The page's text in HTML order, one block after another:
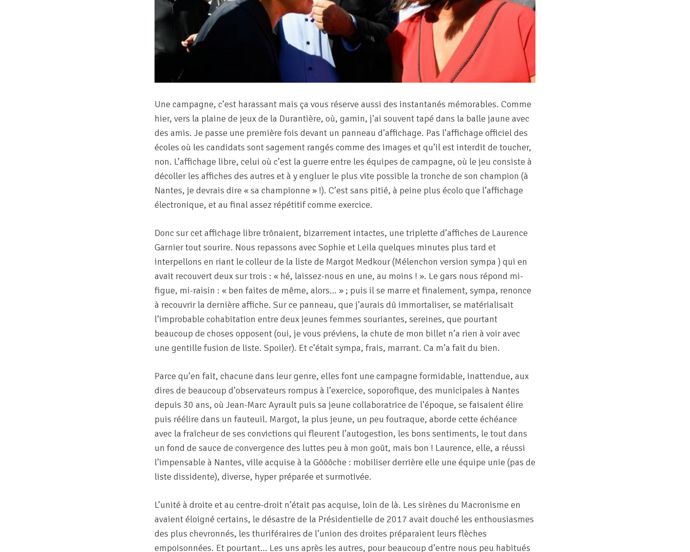
Une campagne, c’est harassant mais ça vous réserve aussi des instantanés mémorables. Comme
hier, vers la plaine de jeux de la Durantière, où, gamin, j’ai souvent tapé dans la balle jaune avec
des amis. Je passe une première fois devant un panneau d’affichage. Pas l’affichage officiel des
écoles où les candidats sont sagement rangés comme des images et qu’il est interdit de toucher,
non. L’affichage libre, celui où c’est la guerre entre les équipes de campagne, où le jeu consiste à
décoller les affiches des autres et à y engluer le plus vite possible la tronche de son champion (à
Nantes, je devrais dire « sa championne » !). C’est sans pitié, à peine plus écolo que l’affichage
électronique, et au final assez répétitif comme exercice.
Donc sur cet affichage libre trônaient, bizarrement intactes, une triplette d’affiches de Laurence
Garnier tout sourire. Nous repassons avec Sophie et Leila quelques minutes plus tard et
interpellons en riant le colleur de la liste de Margot Medkour (Mélenchon version sympa ) qui en
avait recouvert deux sur trois : « hé, laissez-nous en une, au moins ! ». Le gars nous répond mi-
figue, mi-raisin : « ben faites de même, alors… » ; puis il se marre et finalement, sympa, renonce
à recouvrir la dernière affiche. Sur ce panneau, que j’aurais dû immortaliser, se matérialisait
l’improbable cohabitation entre deux jeunes femmes souriantes, sereines, que pourtant
beaucoup de choses opposent (oui, je vous préviens, la chute de mon billet n’a rien à voir avec
une gentille fusion de liste. Spoiler). Et c’était sympa, frais, marrant. Ca m’a fait du bien.
Parce qu’en fait, chacune dans leur genre, elles font une campagne formidable, inattendue, aux
dires de beaucoup d’observateurs rompus à l’exercice, soporofique, des municipales à Nantes
depuis 30 ans, où Jean-Marc Ayrault puis sa jeune collaboratrice de l’époque, se faisaient élire
puis réélire dans un fauteuil. Margot, la plus jeune, un peu foutraque, aborde cette échéance
avec la fraîcheur de ses convictions qui fleurent l’autogestion, les bons sentiments, le tout dans
un fond de sauce de convergence des luttes peu à mon goût, mais bon ! Laurence, elle, a réussi
l’impensable à Nantes, ville acquise à la Gôôôche : mobiliser derrière elle une équipe unie (pas de
liste dissidente), diverse, hyper préparée et surmotivée.
L’unité à droite et au centre-droit n’était pas acquise, loin de là. Les sirènes du Macronisme en
avaient éloigné certains, le désastre de la Présidentielle de 2017 avait douché les enthousiasmes
des plus chevronnés, les thuriféraires de l’union des droites préparaient leurs flèches
empoisonnées. Et pourtant… Les uns après les autres, pour beaucoup d’entre nous peu habitués